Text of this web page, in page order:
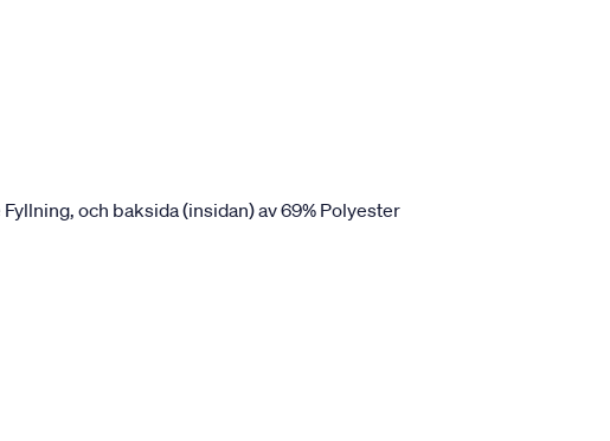
och baksida (insidan) av 69% Polyester